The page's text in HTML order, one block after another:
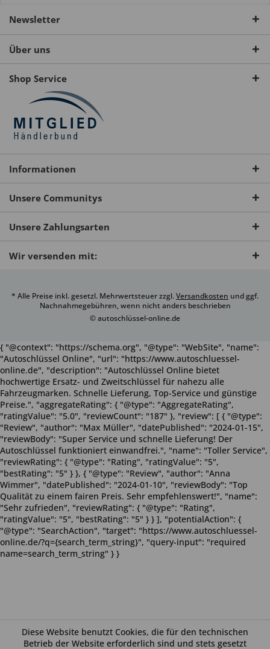
Newsletter
Über uns
Shop Service
Informationen
Unsere Communitys
Unsere Zahlungsarten
Wir versenden mit:
* Alle Preise inkl. gesetzl. Mehrwertsteuer zzgl.Versandkosten und ggf.
Nachnahmegebühren, wenn nicht anders beschrieben
© autoschlüssel-online.de
Diese Website benutzt Cookies, die für den technischen
Betrieb der Website erforderlich sind und stets gesetzt
{ "@context": "https://schema.org", "@type": "WebSite", "name":
"Autoschlüssel Online", "url": "https://www.autoschluessel-
online.de", "description": "Autoschlüssel Online bietet
hochwertige Ersatz- und Zweitschlüssel für nahezu alle
Fahrzeugmarken. Schnelle Lieferung, Top-Service und günstige
Preise.", "aggregateRating": { "@type": "AggregateRating",
"ratingValue": "5.0", "reviewCount": "187" }, "review": [ { "@type":
"Review", "author": "Max Müller", "datePublished": "2024-01-15",
"reviewBody": "Super Service und schnelle Lieferung! Der
Autoschlüssel funktioniert einwandfrei.", "name": "Toller Service",
"reviewRating": { "@type": "Rating", "ratingValue": "5",
"bestRating": "5" } }, { "@type": "Review", "author": "Anna
Wimmer", "datePublished": "2024-01-10", "reviewBody": "Top
Qualität zu einem fairen Preis. Sehr empfehlenswert!", "name":
"Sehr zufrieden", "reviewRating": { "@type": "Rating",
"ratingValue": "5", "bestRating": "5" } } ], "potentialAction": {
"@type": "SearchAction", "target": "https://www.autoschluessel-
online.de/?q={search_term_string}", "query-input": "required
name=search_term_string" } }